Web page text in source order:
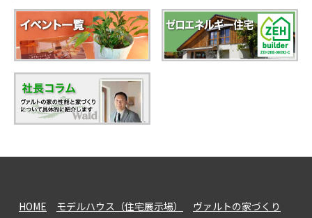
HOME モデルハウス（住宅展示場）
ヴァルトの家づくり